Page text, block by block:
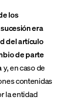
los
era
del artículo
de parte
y, en caso de
contenidas
la entidad